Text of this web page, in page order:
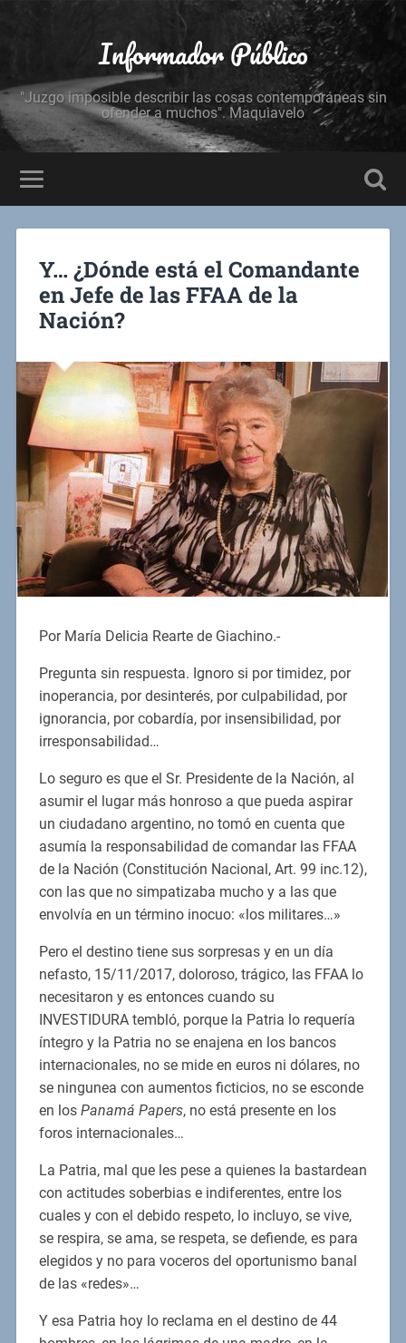
Informador Público
"Juzgo imposible describir las cosas contemporáneas sin
ofender a muchos". Maquiavelo
Y… ¿Dónde está el Comandante
en Jefe de las FFAA de la
Nación?
Por María Delicia Rearte de Giachino.-
Pregunta sin respuesta. Ignoro si por timidez, por
inoperancia, por desinterés, por culpabilidad, por
ignorancia, por cobardía, por insensibilidad, por
irresponsabilidad…
Lo seguro es que el Sr. Presidente de la Nación, al
asumir el lugar más honroso a que pueda aspirar
un ciudadano argentino, no tomó en cuenta que
asumía la responsabilidad de comandar las FFAA
de la Nación (Constitución Nacional, Art. 99 inc.12),
con las que no simpatizaba mucho y a las que
envolvía en un término inocuo: «los militares…»
Pero el destino tiene sus sorpresas y en un día
nefasto, 15/11/2017, doloroso, trágico, las FFAA lo
necesitaron y es entonces cuando su
INVESTIDURA tembló, porque la Patria lo requería
íntegro y la Patria no se enajena en los bancos
internacionales, no se mide en euros ni dólares, no
se ningunea con aumentos ficticios, no se esconde
en los Panamá Papers, no está presente en los
foros internacionales…
La Patria, mal que les pese a quienes la bastardean
con actitudes soberbias e indiferentes, entre los
cuales y con el debido respeto, lo incluyo, se vive,
se respira, se ama, se respeta, se defiende, es para
elegidos y no para voceros del oportunismo banal
de las «redes»…
Y esa Patria hoy lo reclama en el destino de 44